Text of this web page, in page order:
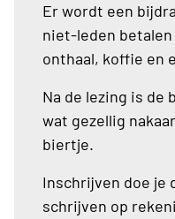
Er wordt een
niet-leden betalen
onthaal, koffie en
Na de lezing is de
wat gezellig
biertje.
Inschrijven doe je
schrijven op